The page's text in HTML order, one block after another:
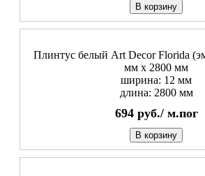
В корзину
Плинтус белый Art Decor Florida
мм х 2800 мм
ширина: 12 мм
длина: 2800 мм
694 руб./ м.пог
В корзину